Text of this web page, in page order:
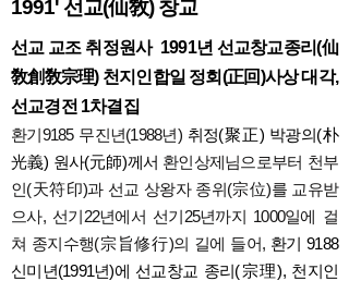
1991' 선교(仙敎) 창교
선교 교조 취정원사 1991년 선교창교종리(仙
敎創敎宗理) 천지인합일 정회(正回)사상 대각,
선교경전 1차결집
환기9185 무진년(1988년) 취정(聚正) 박광의(朴
光義) 원사(元師)께서 환인상제님으로부터 천부
인(天符印)과 선교 상왕자 종위(宗位)를 교유받
으사, 선기22년에서 선기25년까지 1000일에 걸
쳐 종지수행(宗旨修行)의 길에 들어, 환기 9188
신미년(1991년)에 선교창교 종리(宗理), 천지인